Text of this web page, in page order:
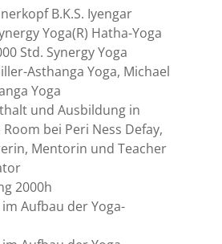
B.K.S. Iyengar
Yoga(R) Hatha-Yoga
Std. Synergy Yoga
Asthanga Yoga, Michael
Yoga
und Ausbildung in
bei Peri Ness Defay,
Mentorin und Teacher
2000h
Aufbau der Yoga-